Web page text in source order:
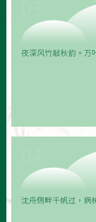
夜深风竹敲秋韵。万
沈舟侧畔千帆过，病